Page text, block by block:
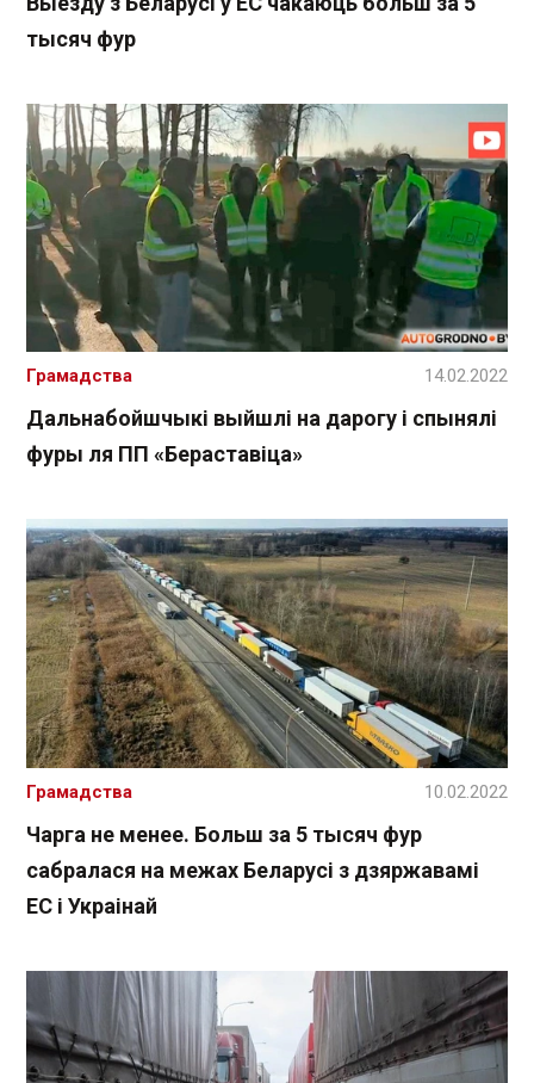
тысяч фур
Дальнабойшчыкі выйшлі на дарогу і спынялі
фуры ля ПП «Бераставіца»
Грамадства 14.02.2022
Чарга не менее. Больш за 5 тысяч фур
сабралася на межах Беларусі з дзяржавамі
ЕС і Украінай
Грамадства 10.02.2022